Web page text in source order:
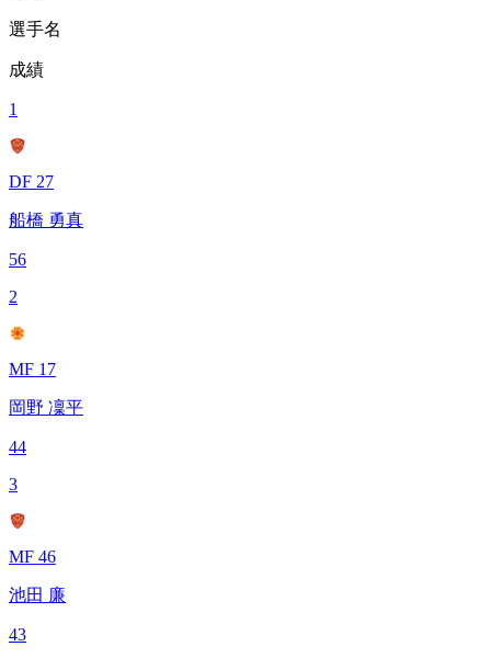
選手名
成績
1
DF 27
船橋 勇真
56
2
MF 17
岡野 凜平
44
3
MF 46
池田 廉
43